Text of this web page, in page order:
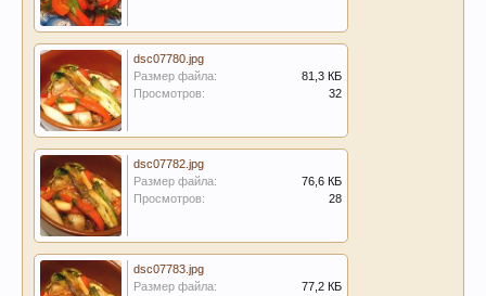
dsc07780.jpg
Размер файла:
81,3 КБ
Просмотров:
32
dsc07782.jpg
Размер файла:
76,6 КБ
Просмотров:
28
dsc07783.jpg
Размер файла:
77,2 КБ